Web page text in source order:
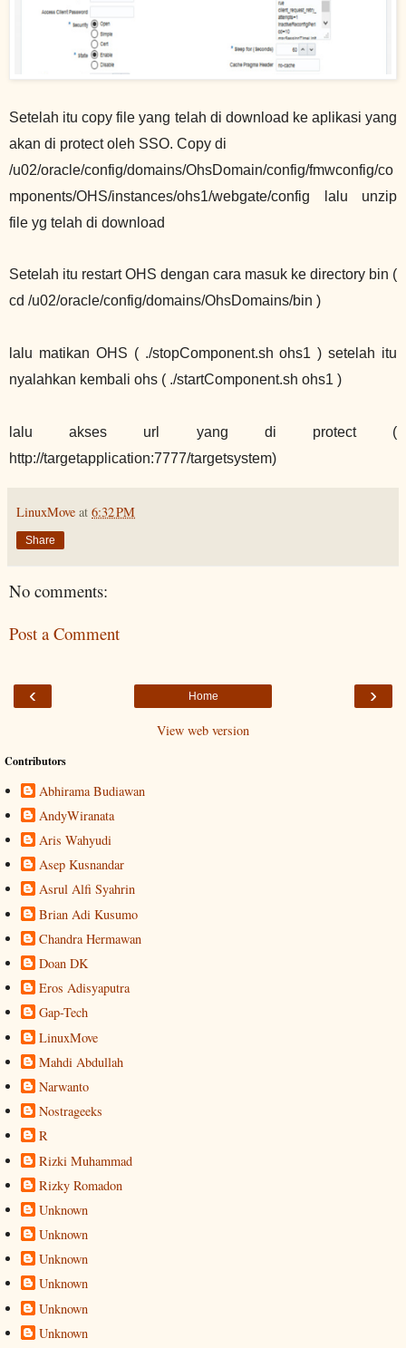
Setelah itu copy file yang telah di download ke aplikasi yang
akan di protect oleh SSO. Copy di
/u02/oracle/config/domains/OhsDomain/config/fmwconfig/co
mponents/OHS/instances/ohs1/webgate/config lalu unzip
file yg telah di download
Setelah itu restart OHS dengan cara masuk ke directory bin (
cd /u02/oracle/config/domains/OhsDomains/bin )
lalu matikan OHS ( ./stopComponent.sh ohs1 ) setelah itu
nyalahkan kembali ohs ( ./startComponent.sh ohs1 )
lalu akses url yang di protect (
http://targetapplication:7777/targetsystem)
LinuxMove at 6:32 PM
Share
No comments:
Post a Comment
‹ ›
Home
View web version
Contributors
Abhirama Budiawan
AndyWiranata
Aris Wahyudi
Asep Kusnandar
Asrul Alfi Syahrin
Brian Adi Kusumo
Chandra Hermawan
Doan DK
Eros Adisyaputra
Gap-Tech
LinuxMove
Mahdi Abdullah
Narwanto
Nostrageeks
R
Rizki Muhammad
Rizky Romadon
Unknown
Unknown
Unknown
Unknown
Unknown
Unknown